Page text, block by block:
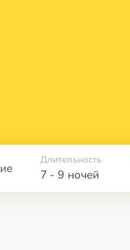
7 - 9 ночей
Длительность